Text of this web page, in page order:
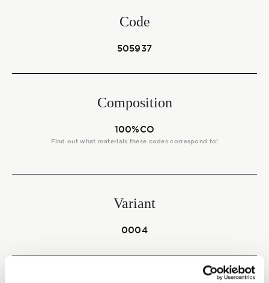
Code
505937
Composition
100%CO
Find out what materials these codes correspond to!
Variant
0004
NEWS
CONTACT US